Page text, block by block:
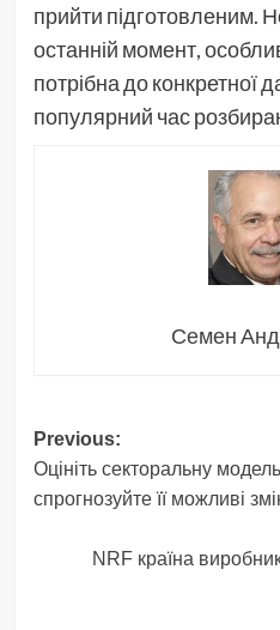
прийти підготовленим.
останній момент,
потрібна до конкретної
популярний час
Семен
Post
navigation
Previous:
Оцініть секторальну
спрогнозуйте її можливі
NRF країна